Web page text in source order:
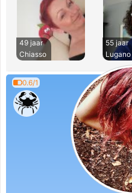
49 jaar
Chiasso
55 jaar
Lugano
0.6/1